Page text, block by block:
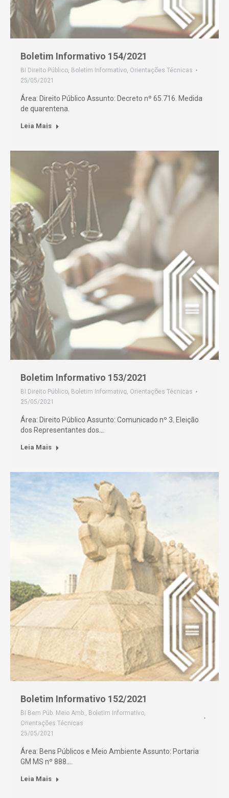
Boletim Informativo 154/2021
BI Direito Público, Boletim Informativo, Orientações Técnicas
25/05/2021
Área: Direito Público Assunto: Decreto nº 65.716. Medida
de quarentena.
Leia Mais
Boletim Informativo 153/2021
BI Direito Público, Boletim Informativo, Orientações Técnicas
25/05/2021
Área: Direito Público Assunto: Comunicado nº 3. Eleição
dos Representantes dos…
Leia Mais
Boletim Informativo 152/2021
BI Bem Púb. Meio Amb., Boletim Informativo,
Orientações Técnicas
25/05/2021
Área: Bens Públicos e Meio Ambiente Assunto: Portaria
GM MS nº 888.…
Leia Mais